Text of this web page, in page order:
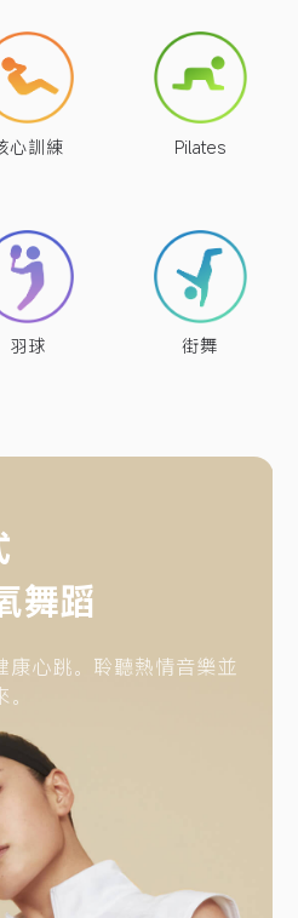
心訓練 Pilates
羽球 街舞
活度
服貼，可輕鬆載上手綁帶
的運動資料。